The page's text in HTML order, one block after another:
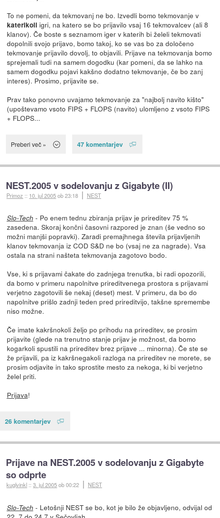
To ne pomeni, da tekmovanj ne bo. Izvedli bomo tekmovanje v
katerikoli igri, na katero se bo prijavilo vsaj 16 tekmovalcev (ali 8
klanov). Če boste s seznamom iger v katerih bi želeli tekmovati
dopolnili svojo prijavo, bomo takoj, ko se vas bo za določeno
tekmovanje prijavilo dovolj, to objavili. Prijave na tekmovanja bomo
sprejemali tudi na samem dogodku (kar pomeni, da se lahko na
samem dogodku pojavi kakšno dodatno tekmovanje, če bo zanj
interes). Prosimo, prijavite se.
Prav tako ponovno uvajamo tekmovanje za "najbolj navito kišto"
(upoštevamo vsoto FIPS + FLOPS (navito) ulomljeno z vsoto FIPS
+ FLOPS...
Preberi več » 47 komentarjev
NEST.2005 v sodelovanju z Gigabyte (II)
Primoz :: 10. jul 2005ob 23:18 NEST
Slo-Tech - Po enem tednu zbiranja prijav je prireditev 75 %
zasedena. Skoraj končni časovni razpored je znan (še vedno so
možni manjši popravki). Zaradi premajhnega števila prijavljenih
klanov tekmovanja iz COD S&D ne bo (vsaj ne za nagrade). Vsa
ostala na strani našteta tekmovanja zagotovo bodo.
Vse, ki s prijavami čakate do zadnjega trenutka, bi radi opozorili,
da bomo v primeru napolnitve prireditvenega prostora s prijavami
verjetno zagotovili še nekaj (deset) mest. V primeru, da bo do
napolnitve prišlo zadnji teden pred prireditvijo, takšne spremembe
niso možne.
Če imate kakršnokoli željo po prihodu na prireditev, se prosim
prijavite (glede na trenutno stanje prijav je možnost, da bomo
kogarkoli spustili na prireditev brez prijave ... minorna). Če ste se
že prijavili, pa iz kakršnegakoli razloga na prireditev ne morete, se
prosim odjavite in tako sprostite mesto za nekoga, ki bi verjetno
želel priti.
Prijava!
26 komentarjev
Prijave na NEST.2005 v sodelovanju z Gigabyte
so odprte
kuglvinkl ::3. jul 2005ob 00:22 NEST
Slo-Tech - Letošnji NEST se bo, kot je bilo že objavljeno, odvijal od